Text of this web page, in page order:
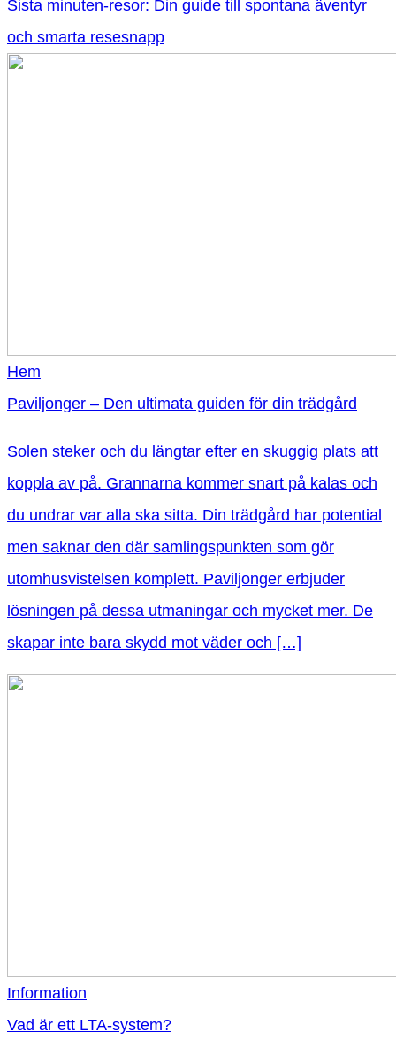
Sista minuten-resor: Din guide till spontana äventyr
och smarta resesnapp
Hem
Paviljonger – Den ultimata guiden för din trädgård
Solen steker och du längtar efter en skuggig plats att
koppla av på. Grannarna kommer snart på kalas och
du undrar var alla ska sitta. Din trädgård har potential
men saknar den där samlingspunkten som gör
utomhusvistelsen komplett. Paviljonger erbjuder
lösningen på dessa utmaningar och mycket mer. De
skapar inte bara skydd mot väder och […]
Information
Vad är ett LTA-system?